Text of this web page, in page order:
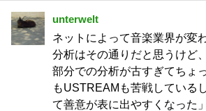
unterwelt
ネットによって音楽業界が変
分析はその通りだと思うけど
部分での分析が古すぎてちょ
もUSTREAMも苦戦している
て善意が表に出やすくなった